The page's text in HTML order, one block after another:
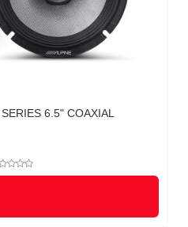
6.5" COAXIAL